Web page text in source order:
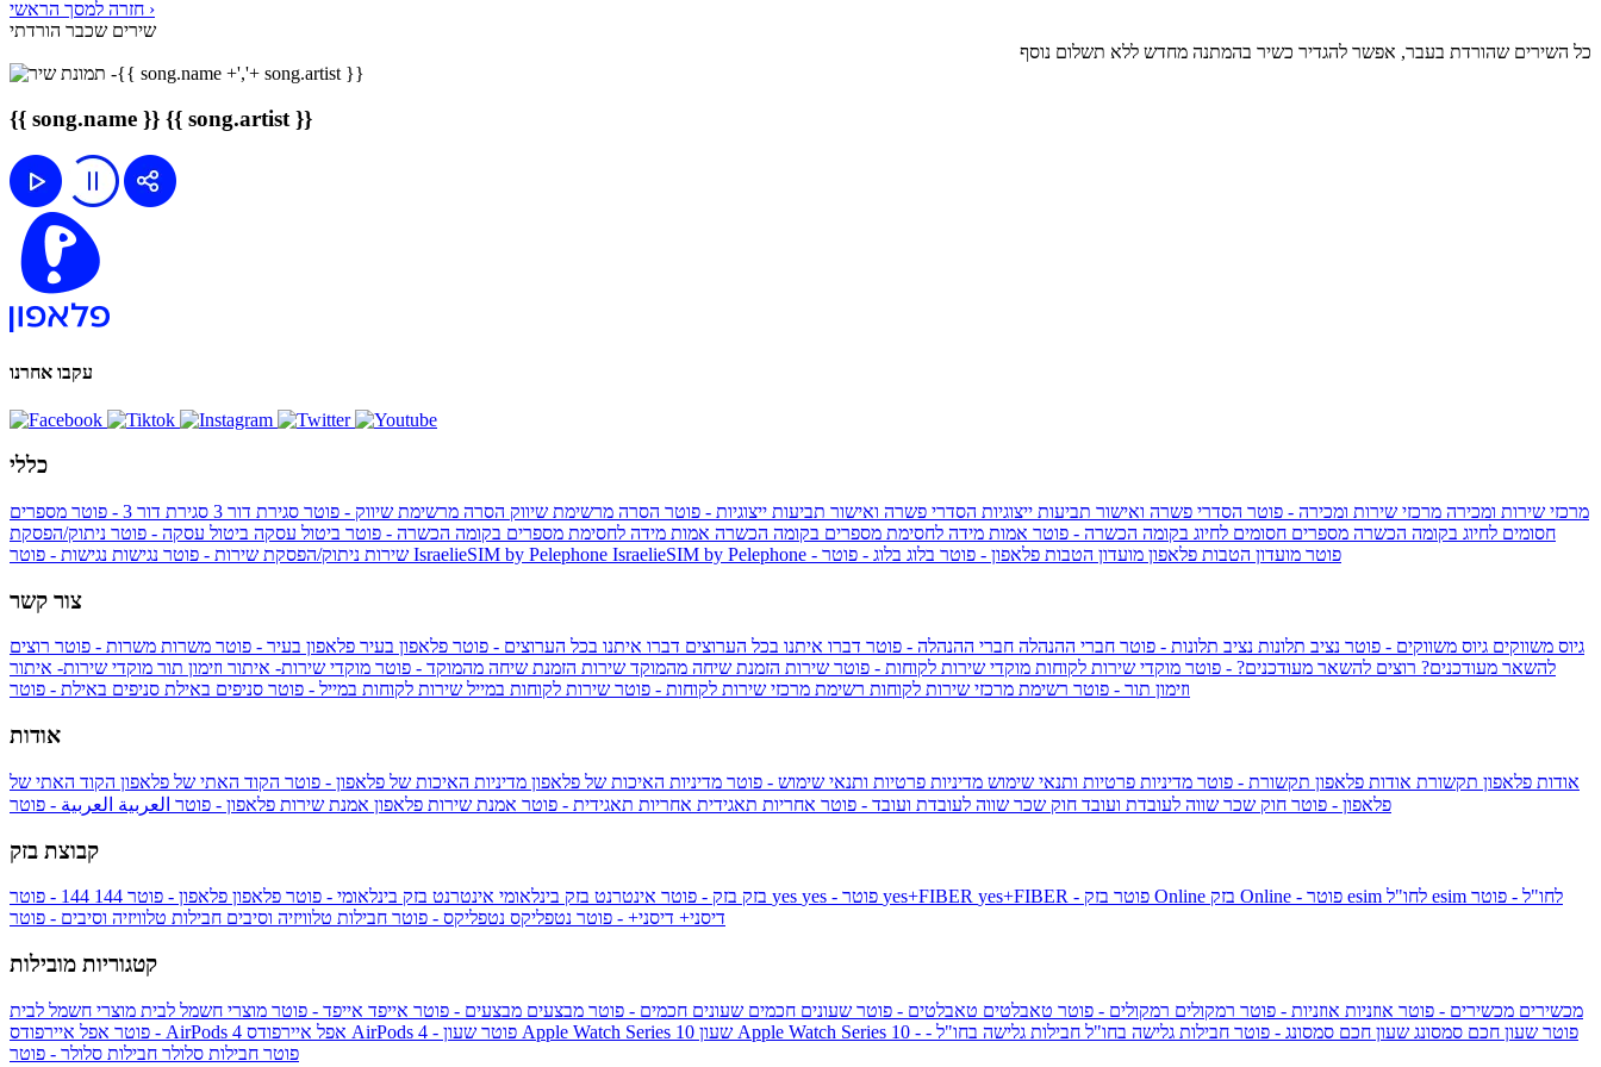
חזרה למסך הראשי ›
שירים שכבר הורדתי
כל השירים שהורדת בעבר, אפשר להגדיר כשיר בהמתנה מחדש ללא תשלום נוסף
{{ song.name }} {{ song.artist }}
עקבו אחרנו
כללי
מרכזי שירות ומכירה מרכזי שירות ומכירה - פוטר הסדרי פשרה ואישור תביעות ייצוגיות הסדרי פשרה ואישור תביעות ייצוגיות - פוטר הסרה מרשימת שיווק הסרה מרשימת שיווק - פוטר סגירת דור 3 סגירת דור 3 - פוטר
מספרים
חסומים לחיוג בקומה הכשרה מספרים חסומים לחיוג בקומה הכשרה - פוטר אמות מידה לחסימת מספרים בקומה הכשרה אמות מידה לחסימת מספרים בקומה הכשרה - פוטר ביטול עסקה ביטול עסקה - פוטר ניתוק/הפסקת
שירות ניתוק/הפסקת שירות - פוטר נגישות IsraelieSIM by Pelephone IsraelieSIM by Pelephone - פוטר מועדון הטבות פלאפון מועדון הטבות פלאפון - פוטר בלוג בלוג - פוטר
צור קשר
גיוס משווקים גיוס משווקים - פוטר נציב תלונות נציב תלונות - פוטר חברי ההנהלה חברי ההנהלה - פוטר דברו איתנו בכל הערוצים דברו איתנו בכל הערוצים - פוטר פלאפון בעיר פלאפון בעיר - פוטר משרות משרות - פוטר רוצים
להשאר מעודכנים? רוצים להשאר מעודכנים? - פוטר מוקדי שירות לקוחות מוקדי שירות לקוחות - פוטר שירות הזמנת שיחה מהמוקד שירות הזמנת שיחה מהמוקד - פוטר מוקדי שירות- איתור וזימון תור מוקדי שירות- איתור
וזימון תור - פוטר רשימת מרכזי שירות לקוחות רשימת מרכזי שירות לקוחות - פוטר שירות לקוחות במייל שירות לקוחות במייל - פוטר סניפים באילת סניפים באילת - פוטר
אודות
אודות פלאפון תקשורת אודות פלאפון תקשורת - פוטר מדיניות פרטיות ותנאי שימוש מדיניות פרטיות ותנאי שימוש - פוטר מדיניות האיכות של פלאפון מדיניות האיכות של פלאפון - פוטר הקוד האתי של פלאפון הקוד האתי של
פלאפון - פוטר חוק שכר שווה לעובדת ועובד חוק שכר שווה לעובדת ועובד - פוטר אחריות תאגידית אחריות תאגידית - פוטר אמנת שירות פלאפון אמנת שירות פלאפון - פוטר العربية العربية - פוטר
קבוצת בזק
בזק בזק - פוטר אינטרנט בזק בינלאומי אינטרנט בזק בינלאומי - פוטר פלאפון פלאפון - פוטר 144 yes yes+FIBER yes+FIBER - פוטר בזק Online
esim לחו"ל - פוטר
דיסני+ דיסני+ - פוטר נטפליקס נטפליקס - פוטר חבילות טלוויזיה וסיבים חבילות טלוויזיה וסיבים - פוטר
קטגוריות מובילות
מכשירים מכשירים - פוטר אוזניות אוזניות - פוטר רמקולים רמקולים - פוטר טאבלטים טאבלטים - פוטר שעונים חכמים שעונים חכמים - פוטר מבצעים מבצעים - פוטר אייפד אייפד - פוטר מוצרי חשמל לבית מוצרי חשמל לבית
- פוטר אפל איירפודס AirPods 4 אפל איירפודס AirPods 4 - פוטר שעון Apple Watch Series 10 שעון Apple Watch Series 10 - פוטר שעון חכם סמסונג שעון חכם סמסונג - פוטר חבילות גלישה בחו"ל חבילות גלישה בחו"ל -
פוטר חבילות סלולר חבילות סלולר - פוטר